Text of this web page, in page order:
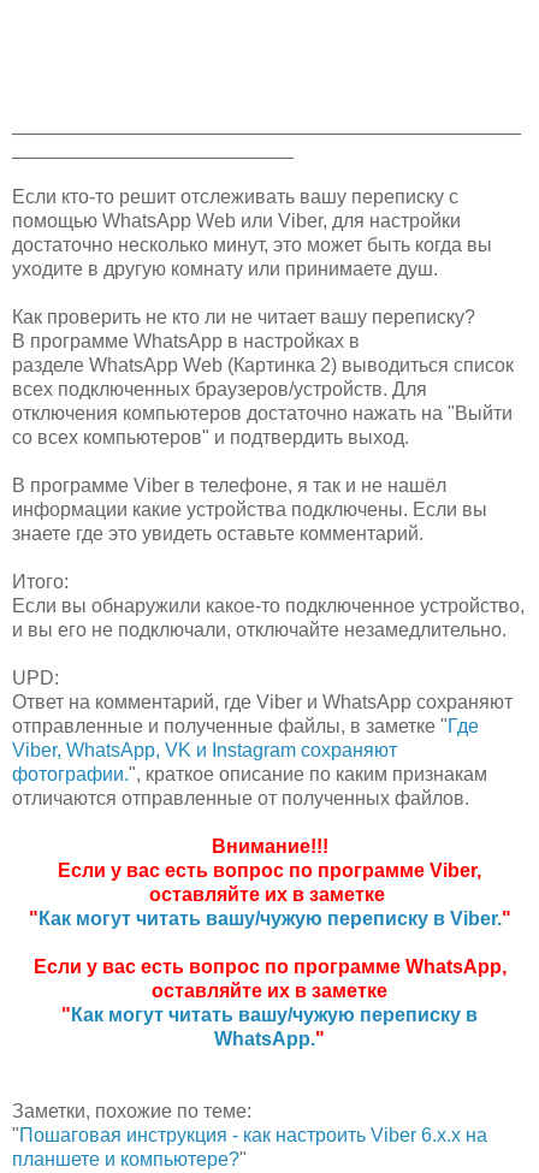
Если кто-то решит отслеживать вашу переписку с
помощью WhatsApp Web или Viber, для настройки
достаточно несколько минут, это может быть когда вы
уходите в другую комнату или принимаете душ.
Как проверить не кто ли не читает вашу переписку?
В программе WhatsApp в настройках в
разделе WhatsApp Web (Картинка 2) выводиться список
всех подключенных браузеров/устройств. Для
отключения компьютеров достаточно нажать на "Выйти
со всех компьютеров" и подтвердить выход.
В программе Viber в телефоне, я так и не нашёл
информации какие устройства подключены. Если вы
знаете где это увидеть оставьте комментарий.
Итого:
Если вы обнаружили какое-то подключенное устройство,
и вы его не подключали, отключайте незамедлительно.
UPD:
Ответ на комментарий, где Viber и WhatsApp сохраняют
отправленные и полученные файлы, в заметке "Где
Viber, WhatsApp, VK и Instagram сохраняют
фотографии.", краткое описание по каким признакам
отличаются отправленные от полученных файлов.
Внимание!!!
Если у вас есть вопрос по программе Viber,
оставляйте их в заметке
" Как могут читать вашу/чужую переписку в Viber."
Если у вас есть вопрос по программе WhatsApp,
оставляйте их в заметке
" Как могут читать вашу/чужую переписку в
WhatsApp."
Заметки, похожие по теме:
"Пошаговая инструкция - как настроить Viber 6.х.х на
планшете и компьютере?"